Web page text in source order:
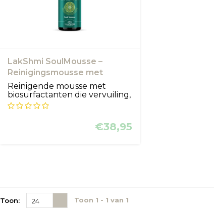
LakShmi SoulMousse –
Reinigingsmousse met
sandelhout
Reinigende mousse met
biosurfactanten die vervuiling,
talg e...
€38,95
Toon: 24 Toon 1 - 1 van 1